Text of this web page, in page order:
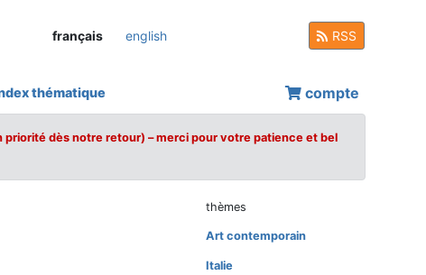
français english RSS
thématique compte
dès notre retour) – merci pour votre patience et bel
thèmes
Art contemporain
Italie